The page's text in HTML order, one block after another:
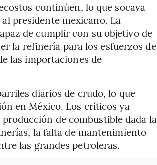
continúen, lo que socava
presidente mexicano. La
de cumplir con su objetivo de
la refinería para los esfuerzos de
las importaciones de
diarios de crudo, lo que
en México. Los críticos ya
de combustible dada la
la falta de mantenimiento
las grandes petroleras.